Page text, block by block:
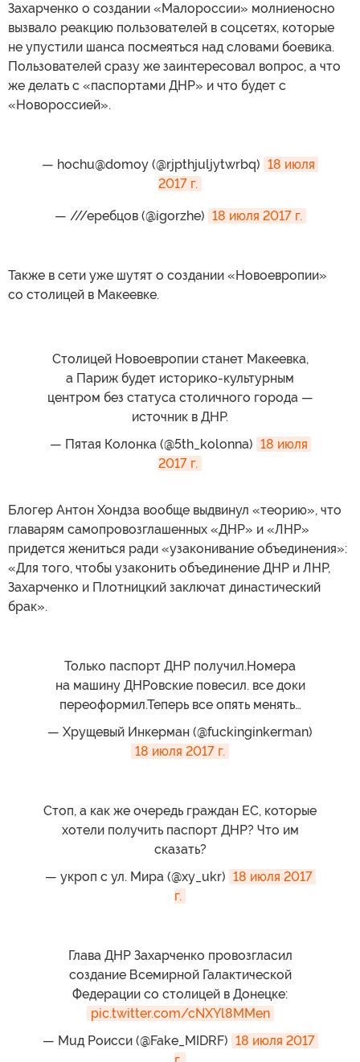
Захарченко о создании «Малороссии» молниеносно
вызвало реакцию пользователей в соцсетях, которые
не упустили шанса посмеяться над словами боевика.
Пользователей сразу же заинтересовал вопрос, а что
же делать с «паспортами ДНР» и что будет с
«Новороссией».
— hochu@domoy (@rjpthjuljytwrbq) 18 июля
2017 г.
— ///еребцов (@igorzhe) 18 июля 2017 г.
​Также в сети уже шутят о создании «Новоевропии»
со столицей в Макеевке.
Столицей Новоевропии станет Макеевка,
а Париж будет историко-культурным
центром без статуса столичного города —
источник в ДНР.
— Пятая Колонка (@5th_kolonna) 18 июля
2017 г.
Блогер Антон Хондза вообще выдвинул «теорию», что
главарям самопровозглашенных «ДНР» и «ЛНР»
придется жениться ради «узаконивание объединения»:
«Для того, чтобы узаконить объединение ДНР и ЛНР,
Захарченко и Плотницкий заключат династический
брак».
Только паспорт ДНР получил.Номера
на машину ДНРовские повесил. все доки
переоформил.Теперь все опять менять…
— Хрущевый Инкерман (@fuckinginkerman)
18 июля 2017 г.
Стоп, а как же очередь граждан ЕС, которые
хотели получить паспорт ДНР? Что им
сказать?
— укроп с ул. Мира (@xy_ukr) 18 июля 2017
г.
Глава ДНР Захарченко провозгласил
создание Всемирной Галактической
Федерации со столицей в Донецке:
pic.twitter.com/cNXYl8MMen
— Мuд Роисси (@Fake_MIDRF) 18 июля 2017